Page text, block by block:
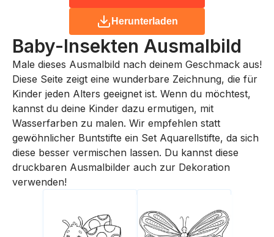
Herunterladen
Baby-Insekten Ausmalbild
Male dieses Ausmalbild nach deinem Geschmack aus!
Diese Seite zeigt eine wunderbare Zeichnung, die für
Kinder jeden Alters geeignet ist. Wenn du möchtest,
kannst du deine Kinder dazu ermutigen, mit
Wasserfarben zu malen. Wir empfehlen statt
gewöhnlicher Buntstifte ein Set Aquarellstifte, da sich
diese besser vermischen lassen. Du kannst diese
druckbaren Ausmalbilder auch zur Dekoration
verwenden!